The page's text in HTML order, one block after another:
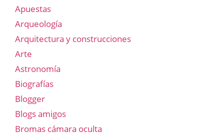
Apuestas
Arqueología
Arquitectura y construcciones
Arte
Astronomía
Biografías
Blogger
Blogs amigos
Bromas cámara oculta